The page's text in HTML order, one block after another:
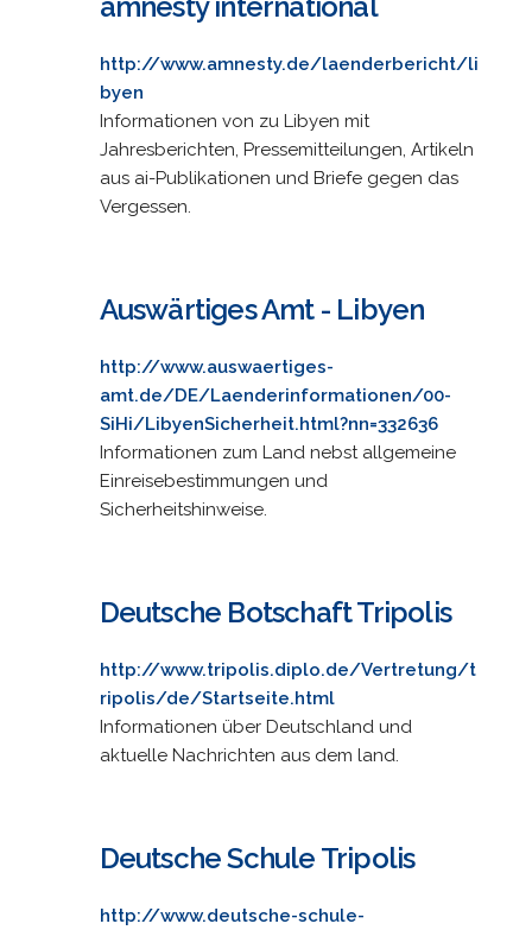
http://www.amnesty.de/laenderbericht/li
byen
Informationen von zu Libyen mit
Jahresberichten, Pressemitteilungen, Artikeln
aus ai-Publikationen und Briefe gegen das
Vergessen.
Auswärtiges Amt - Libyen
http://www.auswaertiges-
amt.de/DE/Laenderinformationen/00-
SiHi/LibyenSicherheit.html?nn=332636
Informationen zum Land nebst allgemeine
Einreisebestimmungen und
Sicherheitshinweise.
Deutsche Botschaft Tripolis
http://www.tripolis.diplo.de/Vertretung/t
ripolis/de/Startseite.html
Informationen über Deutschland und
aktuelle Nachrichten aus dem land.
Deutsche Schule Tripolis
http://www.deutsche-schule-